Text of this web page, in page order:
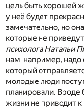
цель быть хорошей
у неё будет
замечательно, но
которые не
психолога Натальи
нам, например, надо
который
молодые люди
планировали. Вроде
жизни не приводит